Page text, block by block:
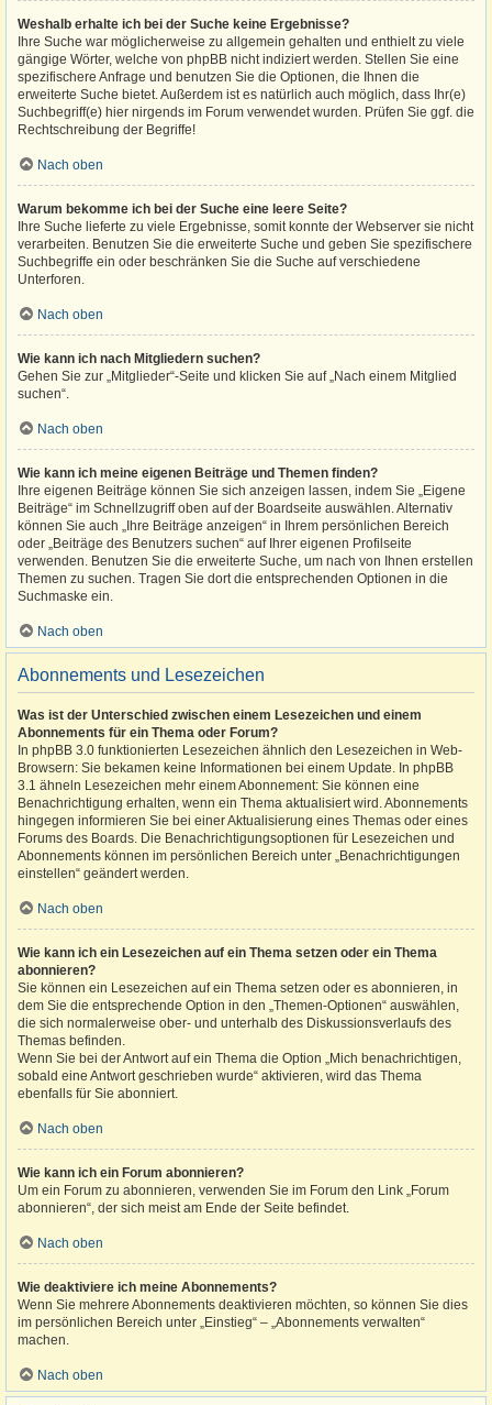
Weshalb erhalte ich bei der Suche keine Ergebnisse?
Ihre Suche war möglicherweise zu allgemein gehalten und enthielt zu viele
gängige Wörter, welche von phpBB nicht indiziert werden. Stellen Sie eine
spezifischere Anfrage und benutzen Sie die Optionen, die Ihnen die
erweiterte Suche bietet. Außerdem ist es natürlich auch möglich, dass Ihr(e)
Suchbegriff(e) hier nirgends im Forum verwendet wurden. Prüfen Sie ggf. die
Rechtschreibung der Begriffe!
Nach oben
Warum bekomme ich bei der Suche eine leere Seite?
Ihre Suche lieferte zu viele Ergebnisse, somit konnte der Webserver sie nicht
verarbeiten. Benutzen Sie die erweiterte Suche und geben Sie spezifischere
Suchbegriffe ein oder beschränken Sie die Suche auf verschiedene
Unterforen.
Nach oben
Wie kann ich nach Mitgliedern suchen?
Gehen Sie zur „Mitglieder“-Seite und klicken Sie auf „Nach einem Mitglied
suchen“.
Nach oben
Wie kann ich meine eigenen Beiträge und Themen finden?
Ihre eigenen Beiträge können Sie sich anzeigen lassen, indem Sie „Eigene
Beiträge“ im Schnellzugriff oben auf der Boardseite auswählen. Alternativ
können Sie auch „Ihre Beiträge anzeigen“ in Ihrem persönlichen Bereich
oder „Beiträge des Benutzers suchen“ auf Ihrer eigenen Profilseite
verwenden. Benutzen Sie die erweiterte Suche, um nach von Ihnen erstellen
Themen zu suchen. Tragen Sie dort die entsprechenden Optionen in die
Suchmaske ein.
Nach oben
Abonnements und Lesezeichen
Was ist der Unterschied zwischen einem Lesezeichen und einem
Abonnements für ein Thema oder Forum?
In phpBB 3.0 funktionierten Lesezeichen ähnlich den Lesezeichen in Web-
Browsern: Sie bekamen keine Informationen bei einem Update. In phpBB
3.1 ähneln Lesezeichen mehr einem Abonnement: Sie können eine
Benachrichtigung erhalten, wenn ein Thema aktualisiert wird. Abonnements
hingegen informieren Sie bei einer Aktualisierung eines Themas oder eines
Forums des Boards. Die Benachrichtigungsoptionen für Lesezeichen und
Abonnements können im persönlichen Bereich unter „Benachrichtigungen
einstellen“ geändert werden.
Nach oben
Wie kann ich ein Lesezeichen auf ein Thema setzen oder ein Thema
abonnieren?
Sie können ein Lesezeichen auf ein Thema setzen oder es abonnieren, in
dem Sie die entsprechende Option in den „Themen-Optionen“ auswählen,
die sich normalerweise ober- und unterhalb des Diskussionsverlaufs des
Themas befinden.
Wenn Sie bei der Antwort auf ein Thema die Option „Mich benachrichtigen,
sobald eine Antwort geschrieben wurde“ aktivieren, wird das Thema
ebenfalls für Sie abonniert.
Nach oben
Wie kann ich ein Forum abonnieren?
Um ein Forum zu abonnieren, verwenden Sie im Forum den Link „Forum
abonnieren“, der sich meist am Ende der Seite befindet.
Nach oben
Wie deaktiviere ich meine Abonnements?
Wenn Sie mehrere Abonnements deaktivieren möchten, so können Sie dies
im persönlichen Bereich unter „Einstieg“ – „Abonnements verwalten“
machen.
Nach oben